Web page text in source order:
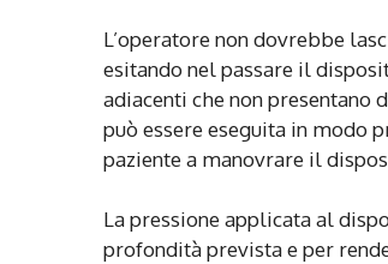
L’operatore non dovrebbe
esitando nel passare il
adiacenti che non presentano
può essere eseguita in modo
paziente a manovrare il
La pressione applicata al
profondità prevista e per